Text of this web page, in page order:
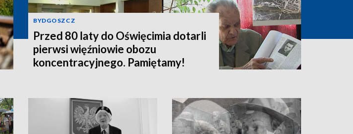
BYDGOSZCZ
Przed 80 laty do Oświęcimia dotarli
pierwsi więźniowie obozu
koncentracyjnego. Pamiętamy!